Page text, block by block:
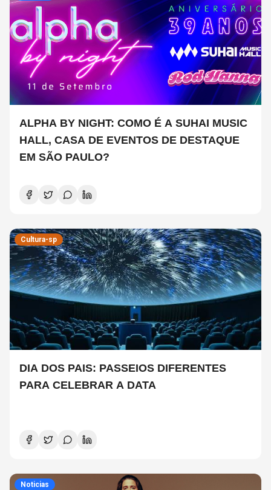
ALPHA BY NIGHT: COMO É A SUHAI MUSIC
HALL, CASA DE EVENTOS DE DESTAQUE
EM SÃO PAULO?
Cultura-sp
DIA DOS PAIS: PASSEIOS DIFERENTES
PARA CELEBRAR A DATA
Noticias